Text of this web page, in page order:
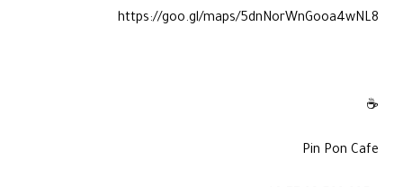
https://goo.gl/maps/5dnNorWnGooa4wNL8
☕
Pin Pon Cafe